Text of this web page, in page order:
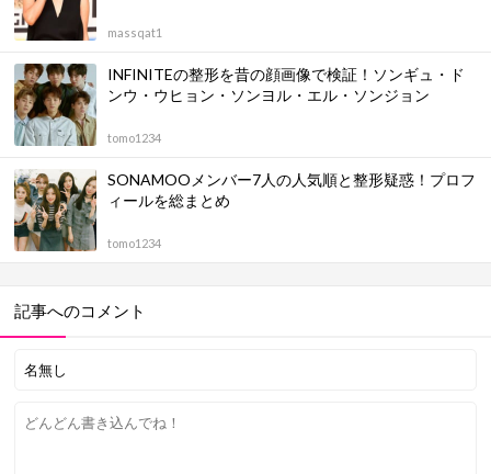
massqat1
INFINITEの整形を昔の顔画像で検証！ソンギュ・ド
ンウ・ウヒョン・ソンヨル・エル・ソンジョン
tomo1234
SONAMOOメンバー7人の人気順と整形疑惑！プロフ
ィールを総まとめ
tomo1234
記事へのコメント